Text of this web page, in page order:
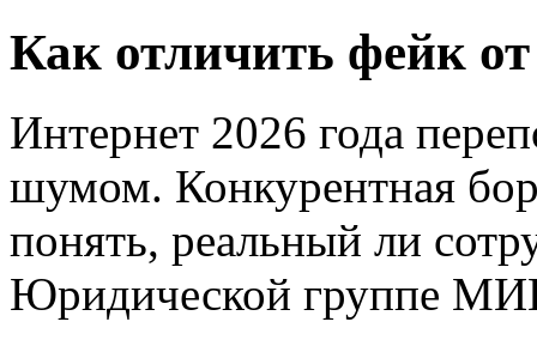
Как отличить фейк
Интернет 2026 года
шумом. Конкурентная
понять, реальный ли
Юридической группе